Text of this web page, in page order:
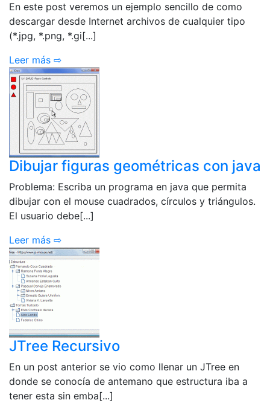
En este post veremos un ejemplo sencillo de como
descargar desde Internet archivos de cualquier tipo
(*.jpg, *.png, *.gi[...]
Leer más ⇨
Dibujar figuras geométricas con java
Problema: Escriba un programa en java que permita
dibujar con el mouse cuadrados, círculos y triángulos.
El usuario debe[...]
Leer más ⇨
JTree Recursivo
En un post anterior se vio como llenar un JTree en
donde se conocía de antemano que estructura iba a
tener esta sin emba[...]